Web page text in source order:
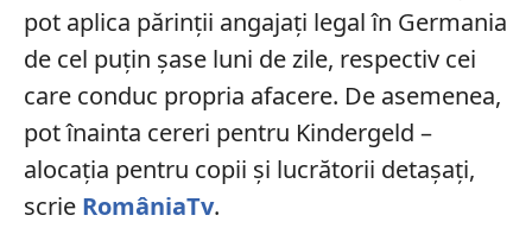
pot aplica părinții angajați legal în Germania
de cel puțin șase luni de zile, respectiv cei
care conduc propria afacere. De asemenea,
pot înainta cereri pentru Kindergeld –
alocația pentru copii și lucrătorii detașați,
scrie RomâniaTv.